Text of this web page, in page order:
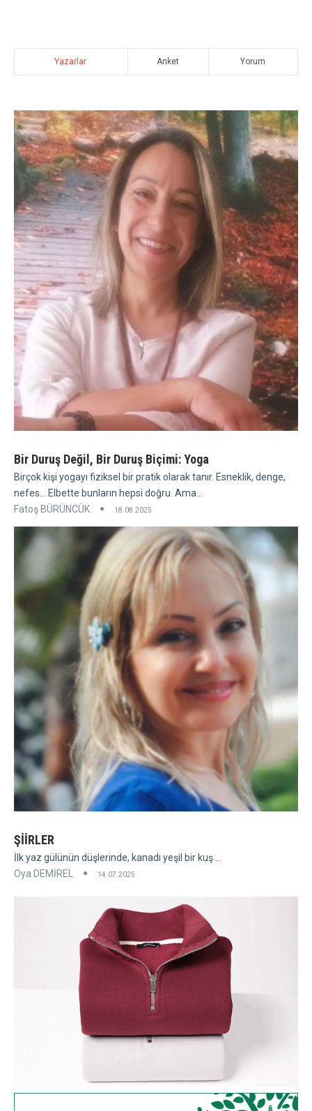
Yazarlar Anket Yorum
Bir Duruş Değil, Bir Duruş Biçimi: Yoga
Birçok kişi yogayı fiziksel bir pratik olarak tanır. Esneklik, denge,
nefes... Elbette bunların hepsi doğru. Ama...
Fatoş BÜRÜNCÜK
18.08.2025
ŞİİRLER
İlk yaz gülünün düşlerinde, kanadı yeşil bir kuş ...
Oya DEMİREL
14.07.2025